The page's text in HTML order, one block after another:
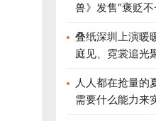
兽》发售“褒贬
叠纸深圳上演暖
庭见、霓裳追光
人人都在抢量的
需要什么能力来